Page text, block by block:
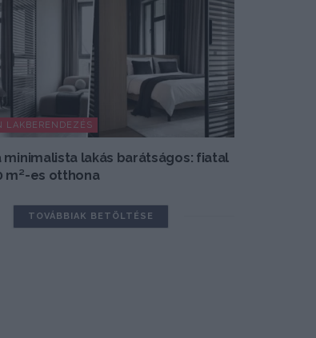
LAKBERENDEZÉS
minimalista lakás barátságos: fiatal
m²-es otthona
TOVÁBBIAK BETÖLTÉSE